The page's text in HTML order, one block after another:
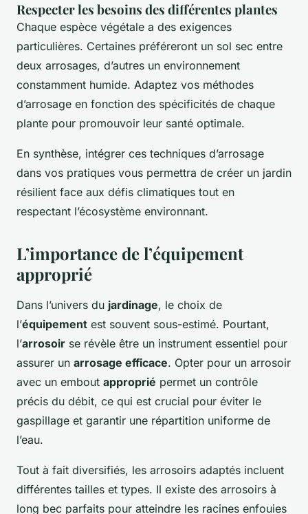
Respecter les besoins des différentes plantes
Chaque espèce végétale a des exigences
particulières. Certaines préféreront un sol sec entre
deux arrosages, d’autres un environnement
constamment humide. Adaptez vos méthodes
d’arrosage en fonction des spécificités de chaque
plante pour promouvoir leur santé optimale.
En synthèse, intégrer ces techniques d’arrosage
dans vos pratiques vous permettra de créer un jardin
résilient face aux défis climatiques tout en
respectant l’écosystème environnant.
L’importance de l’équipement
approprié
Dans l’univers du jardinage, le choix de
l’équipement est souvent sous-estimé. Pourtant,
l’arrosoir se révèle être un instrument essentiel pour
assurer un arrosage efficace. Opter pour un arrosoir
avec un embout approprié permet un contrôle
précis du débit, ce qui est crucial pour éviter le
gaspillage et garantir une répartition uniforme de
l’eau.
Tout à fait diversifiés, les arrosoirs adaptés incluent
différentes tailles et types. Il existe des arrosoirs à
long bec parfaits pour atteindre les racines enfouies